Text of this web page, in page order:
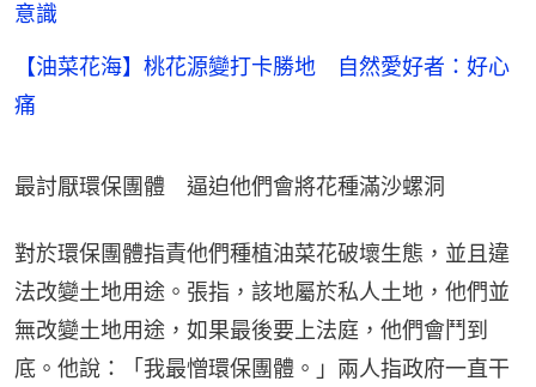
意識
【油菜花海】桃花源變打卡勝地 自然愛好者：好心
痛
最討厭環保團體　逼迫他們會將花種滿沙螺洞
對於環保團體指責他們種植油菜花破壞生態，並且違
法改變土地用途。張指，該地屬於私人土地，他們並
無改變土地用途，如果最後要上法庭，他們會鬥到
底。他說：「我最憎環保團體。」兩人指政府一直干